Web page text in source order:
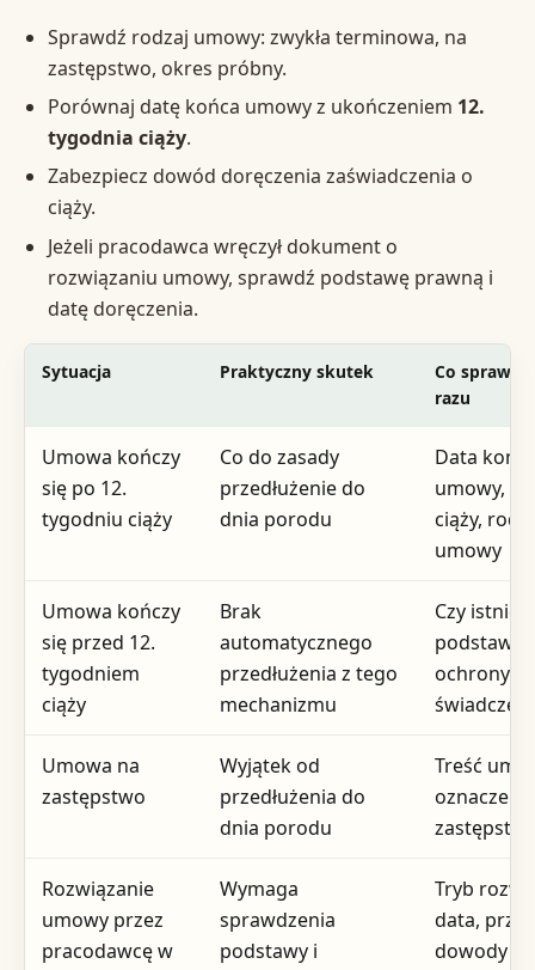
Sprawdź rodzaj umowy: zwykła terminowa, na
zastępstwo, okres próbny.
Porównaj datę końca umowy z ukończeniem 12.
tygodnia ciąży.
Zabezpiecz dowód doręczenia zaświadczenia o
ciąży.
Jeżeli pracodawca wręczył dokument o
rozwiązaniu umowy, sprawdź podstawę prawną i
datę doręczenia.
Sytuacja Praktyczny skutek
Co
razu
Umowa kończy
się po 12.
tygodniu ciąży
Co do zasady
przedłużenie do
dnia porodu
Data
umowy,
ciąży,
umowy
Umowa kończy
się przed 12.
tygodniem
ciąży
Brak
automatycznego
przedłużenia z tego
mechanizmu
Czy
podstawa
ochrony
Umowa na
zastępstwo
Wyjątek od
przedłużenia do
dnia porodu
Treść
Rozwiązanie
umowy przez
pracodawcę w
Wymaga
sprawdzenia
podstawy i
Tryb
data,
dowody